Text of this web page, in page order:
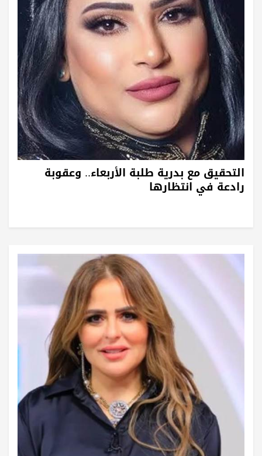
التحقيق مع بدرية طلبة الأربعاء.. وعقوبة
رادعة في انتظارها